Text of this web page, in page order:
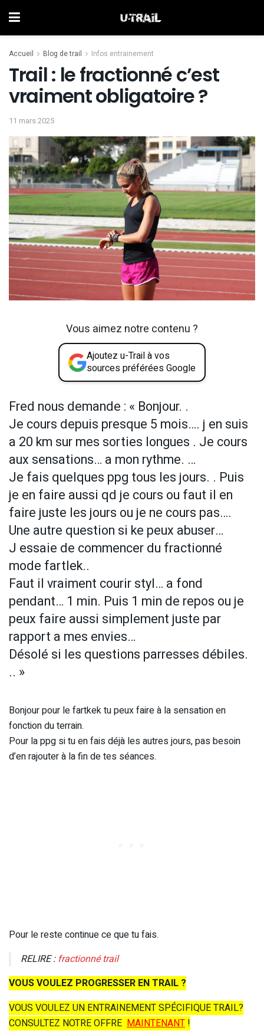
Accueil Blog de trail Infos entrainement
Trail : le fractionné c’est
vraiment obligatoire ?
11 mars 2025
Vous aimez notre contenu ?
Ajoutez u-Trail à vos
sources préférées Google
Fred nous demande : « Bonjour. .
Je cours depuis presque 5 mois…. j en suis
a 20 km sur mes sorties longues . Je cours
aux sensations… a mon rythme. …
Je fais quelques ppg tous les jours. . Puis
je en faire aussi qd je cours ou faut il en
faire juste les jours ou je ne cours pas….
Une autre question si ke peux abuser…
J essaie de commencer du fractionné
mode fartlek..
Faut il vraiment courir styl… a fond
pendant… 1 min. Puis 1 min de repos ou je
peux faire aussi simplement juste par
rapport a mes envies…
Désolé si les questions parresses débiles.
.. »
Bonjour pour le fartkek tu peux faire à la sensation en
fonction du terrain.
Pour la ppg si tu en fais déjà les autres jours, pas besoin
d’en rajouter à la fin de tes séances.
Pour le reste continue ce que tu fais.
RELIRE : fractionné trail
VOUS VOULEZ PROGRESSER EN TRAIL ?
VOUS VOULEZ UN ENTRAINEMENT SPÉCIFIQUE TRAIL?
CONSULTEZ NOTRE OFFRE MAINTENANT !